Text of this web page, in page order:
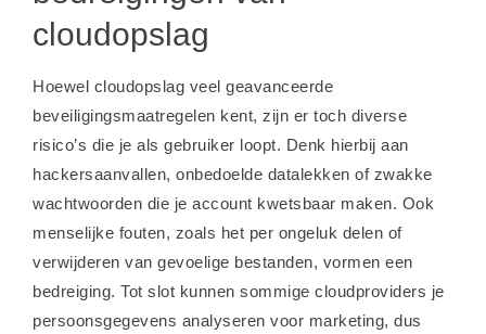
cloudopslag
Hoewel cloudopslag veel geavanceerde
beveiligingsmaatregelen kent, zijn er toch diverse
risico’s die je als gebruiker loopt. Denk hierbij aan
hackersaanvallen, onbedoelde datalekken of zwakke
wachtwoorden die je account kwetsbaar maken. Ook
menselijke fouten, zoals het per ongeluk delen of
verwijderen van gevoelige bestanden, vormen een
bedreiging. Tot slot kunnen sommige cloudproviders je
persoonsgegevens analyseren voor marketing, dus